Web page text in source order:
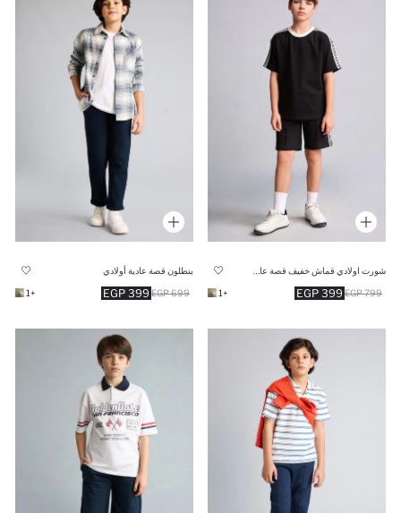
399 EGP 799 EGP
+1
بنطلون قصة عادية أولادي
399 EGP 699 EGP
+1